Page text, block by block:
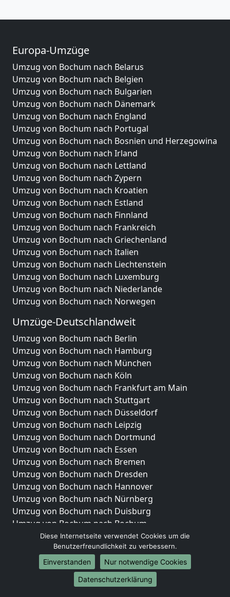
Europa-Umzüge
Umzug von Bochum nach Belarus
Umzug von Bochum nach Belgien
Umzug von Bochum nach Bulgarien
Umzug von Bochum nach Dänemark
Umzug von Bochum nach England
Umzug von Bochum nach Portugal
Umzug von Bochum nach Bosnien und Herzegowina
Umzug von Bochum nach Irland
Umzug von Bochum nach Lettland
Umzug von Bochum nach Zypern
Umzug von Bochum nach Kroatien
Umzug von Bochum nach Estland
Umzug von Bochum nach Finnland
Umzug von Bochum nach Frankreich
Umzug von Bochum nach Griechenland
Umzug von Bochum nach Italien
Umzug von Bochum nach Liechtenstein
Umzug von Bochum nach Luxemburg
Umzug von Bochum nach Niederlande
Umzug von Bochum nach Norwegen
Umzüge-Deutschlandweit
Umzug von Bochum nach Berlin
Umzug von Bochum nach Hamburg
Umzug von Bochum nach München
Umzug von Bochum nach Köln
Umzug von Bochum nach Frankfurt am Main
Umzug von Bochum nach Stuttgart
Umzug von Bochum nach Düsseldorf
Umzug von Bochum nach Leipzig
Umzug von Bochum nach Dortmund
Umzug von Bochum nach Essen
Umzug von Bochum nach Bremen
Umzug von Bochum nach Dresden
Umzug von Bochum nach Hannover
Umzug von Bochum nach Nürnberg
Umzug von Bochum nach Duisburg
Umzug von Bochum nach Bochum
Umzug von Bochum nach Wuppertal
Umzug von Bochum nach Bielefeld
Umzug von Bochum nach Bonn
Umzug von Bochum nach Münster
Diese Internetseite verwendet Cookies um die
Benutzerfreundlichkeit zu verbessern.
Einverstanden
Nur notwendige Cookies
Datenschutzerklärung